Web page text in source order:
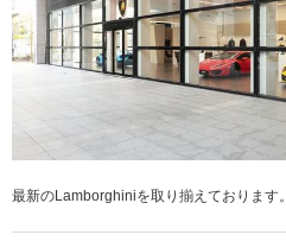
最新のLamborghiniを取り揃えております。